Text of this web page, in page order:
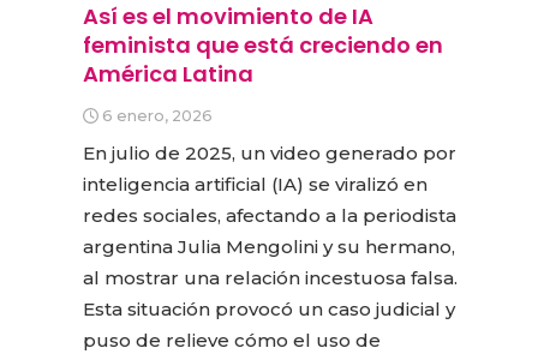
Así es el movimiento de IA
feminista que está creciendo en
América Latina
6 enero, 2026
En julio de 2025, un video generado por
inteligencia artificial (IA) se viralizó en
redes sociales, afectando a la periodista
argentina Julia Mengolini y su hermano,
al mostrar una relación incestuosa falsa.
Esta situación provocó un caso judicial y
puso de relieve cómo el uso de